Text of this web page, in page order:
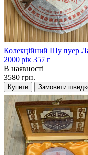
Колекційний Шу пуер
2000 рік 357 г
В наявності
3580 грн.
Купити Замовити